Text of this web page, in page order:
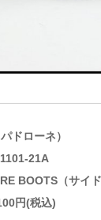
ドローネ）
21A
BOOTS（サイ
円(税込)